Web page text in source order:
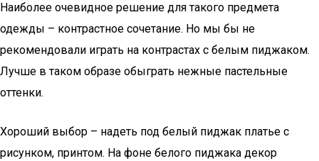
Наиболее очевидное решение для такого предмета
одежды – контрастное сочетание. Но мы бы не
рекомендовали играть на контрастах с белым пиджаком.
Лучше в таком образе обыграть нежные пастельные
оттенки.
Хороший выбор – надеть под белый пиджак платье с
рисунком, принтом. На фоне белого пиджака декор